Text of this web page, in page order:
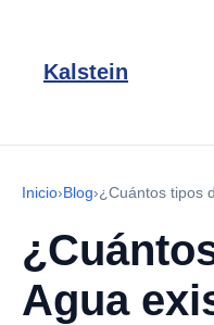
Kalstein
Inicio›Blog›¿Cuántos tipos
Agua